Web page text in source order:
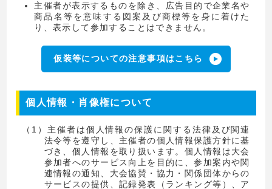
主催者が表示するものを除き、広告目的で企業名や
商品名等を意味する図案及び商標等を身に着けた
り、表示して参加することはできません。
仮装等についての注意事項はこちら
個人情報・肖像権について
（1）主催者は個人情報の保護に関する法律及び関連
法令等を遵守し、主催者の個人情報保護方針に基
づき、個人情報を取り扱います。個人情報は大会
参加者へのサービス向上を目的に、参加案内や関
連情報の通知、大会協賛・協力・関係団体からの
サービスの提供、記録発表（ランキング等）、ア